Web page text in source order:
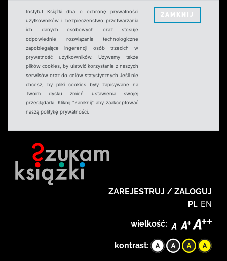
Instytut Książki dba o ochronę prywatności
użytkowników i bezpieczeństwo przetwarzania
ich danych osobowych oraz stosuje
odpowiednie rozwiązania technologiczne
zapobiegające ingerencji osób trzecich w
prywatność użytkowników. Używamy także
plików cookies, by ułatwić korzystanie z naszych
serwisów oraz do celów statystycznych.Jeśli nie
chcesz, by pliki cookies były zapisywane na
Twoim dysku zmień ustawienia swojej
przeglądarki. Kliknij "Zamknij" aby zaakceptować
naszą politykę prywatności.
ZAMKNIJ
ZAREJESTRUJ / ZALOGUJ
PL EN
wielkość:
kontrast: